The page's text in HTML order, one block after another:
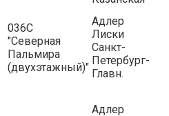
036С
"Северная
Пальмира
(двухэтажный)"
Адлер
Лиски
Санкт-
Петербург-
Главн.
Адлер